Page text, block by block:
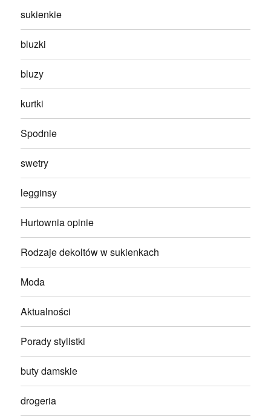
sukienkie
bluzki
bluzy
kurtki
Spodnie
swetry
legginsy
Hurtownia opinie
Rodzaje dekoltów w sukienkach
Moda
Aktualności
Porady stylistki
buty damskie
drogeria